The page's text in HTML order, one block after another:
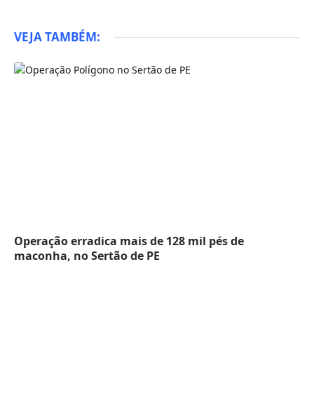
VEJA TAMBÉM:
Operação erradica mais de 128 mil pés de
maconha, no Sertão de PE